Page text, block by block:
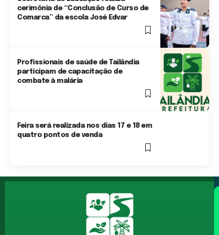
cerimônia de “Conclusão de Curso de
Comarca” da escola José Edvar
Profissionais de saúde de Tailândia
participam de capacitação de
combate à malária
Feira será realizada nos dias 17 e 18 em
quatro pontos de venda